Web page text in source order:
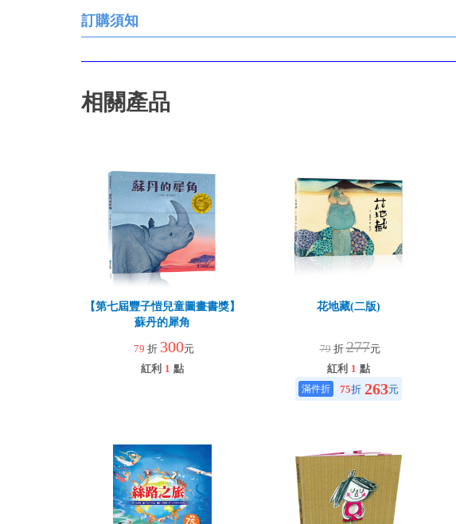
訂購須知
相關產品
【第七屆豐子愷兒童圖畫書獎】
蘇丹的犀角
79 折 300元
紅利 1 點
花地藏(二版)
79 折277元
紅利 1 點
75折 263元